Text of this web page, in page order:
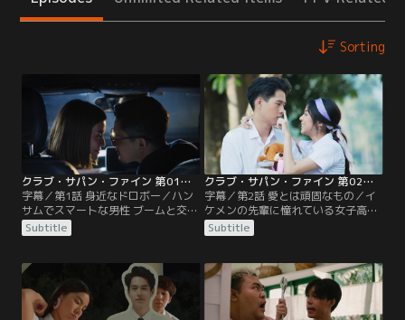
Sorting
クラブ・サパン・ファイン 第01話／字幕
字幕／第1話 身近なドロボー／ハン
サムでスマートな男性 ブームと交際
中のイン。ある日、インのアクセサ
リーがなくなってしまい、彼女は自
が…。
Subtitle
クラブ・サパン・ファイン 第02話／字幕
字幕／第2話 愛とは頑固なもの／イ
ケメンの先輩に憧れている女子高生
のムーノイ。意を決して告白する
も、自分はゲイだからと言われて、
ノイは、彼がウソをついているので
はないかと思い、何と同じ大学に入
ってまで真相を突き止めようとする
のだが…。
Subtitle